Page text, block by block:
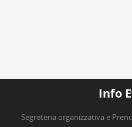
Info
Segreteria organizzativa e